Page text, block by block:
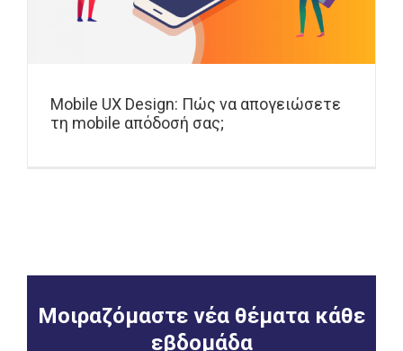
Mobile UX Design: Πώς να απογειώσετε
τη mobile απόδοσή σας;
Μοιραζόμαστε νέα θέματα κάθε
εβδομάδα